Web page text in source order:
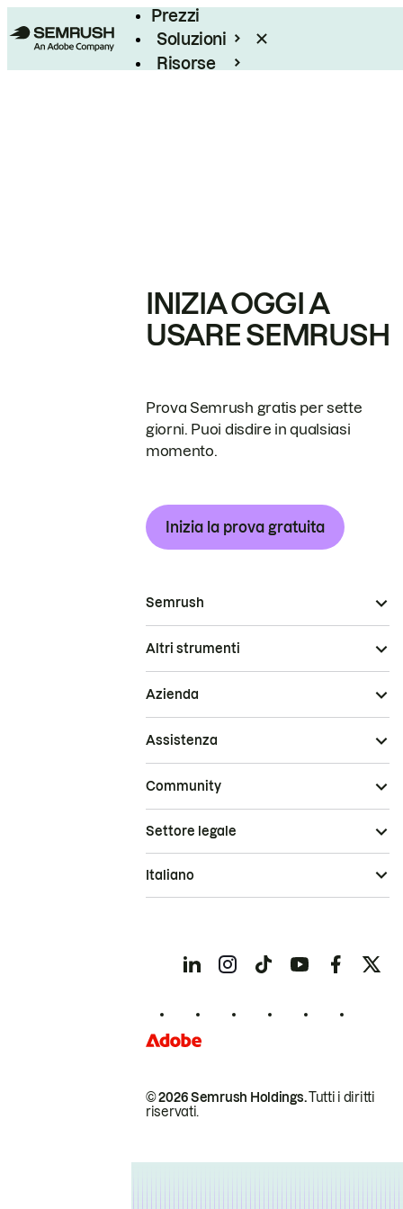
Prezzi
Soluzioni
Risorse
INIZIA OGGI A
USARE SEMRUSH
Prova Semrush gratis per sette
giorni. Puoi disdire in qualsiasi
momento.
Inizia la prova gratuita
Semrush
Altri strumenti
Azienda
Assistenza
Community
© 2026 Semrush Holdings.Tutti i diritti
riservati.
Settore legale
Italiano